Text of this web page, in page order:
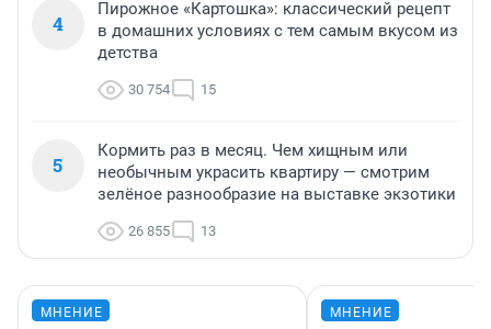
4
Пирожное «Картошка»: классический рецепт
в домашних условиях с тем самым вкусом из
детства
30 754 15
5
Кормить раз в месяц. Чем хищным или
необычным украсить квартиру — смотрим
зелёное разнообразие на выставке экзотики
26 855 13
МНЕНИЕ МНЕНИЕ